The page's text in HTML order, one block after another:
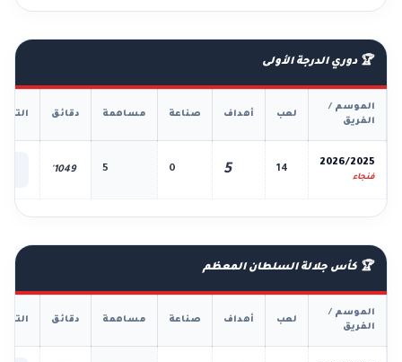
🏆 دوري الدرجة الأولى
الموسم /
الفريق
لعب أهداف صناعة مساهمة دقائق
2026/2025
فنجاء
14
5
0
5
1049'
🏆 كأس جلالة السلطان المعظم
الموسم /
الفريق
لعب أهداف صناعة مساهمة دقائق